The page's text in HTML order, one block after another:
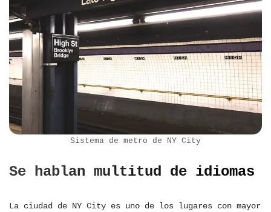
Sistema de metro de NY City
Se hablan multitud de idiomas
La ciudad de NY City es uno de los lugares con mayor